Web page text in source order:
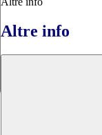
Altre info